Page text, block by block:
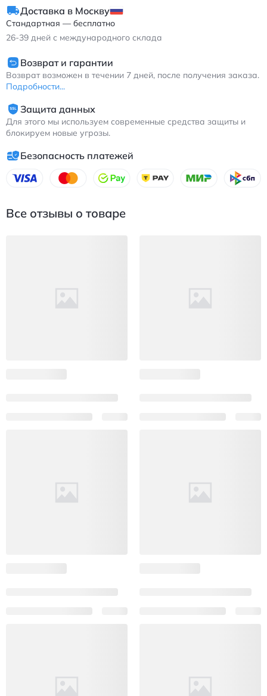
течение всего дня
Прочная резиновая подошва с противоскользящим
покрытием
Стильный дизайн, вдохновленный культовыми
Джордан Эйр Джордан 1 кроссовки серые высокие с
комбинацией кожи и синтетики.
Доставка в Москву
Стандартная — бесплатно
26-39 дней с международного склада
Возврат и гарантии
Возврат возможен в течении 7 дней, после получения заказа.
Подробности...
Защита данных
Для этого мы используем современные средства защиты и
блокируем новые угрозы.
Безопасность платежей
Все отзывы о товаре